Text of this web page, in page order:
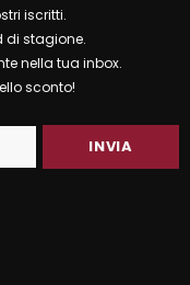
iscritti.
di stagione.
nella tua inbox.
sconto!